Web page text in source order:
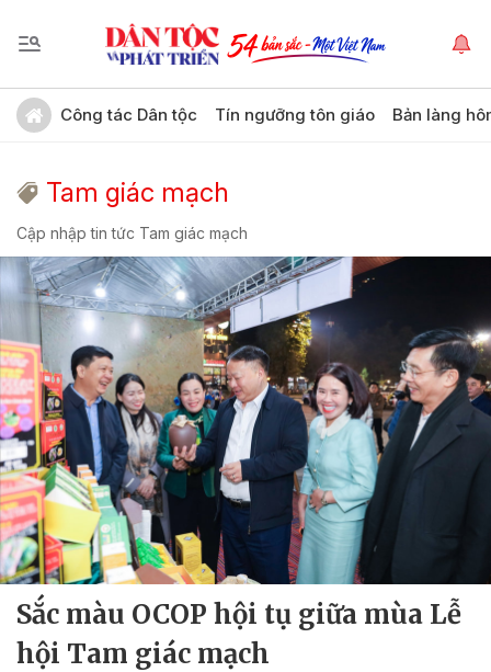
Công tác Dân tộc Tín ngưỡng tôn giáo Bản làng
Tam giác mạch
Cập nhập tin tức Tam giác mạch
Sắc màu OCOP hội tụ giữa mùa Lễ
hội Tam giác mạch